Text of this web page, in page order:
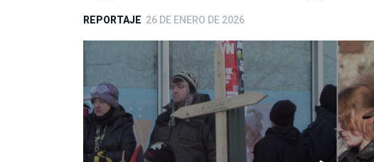
REPORTAJE 26 DE ENERO DE 2026